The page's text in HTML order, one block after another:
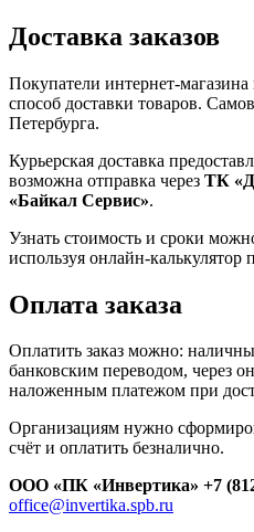
Доставка заказов
Покупатели интернет-
способ доставки товаров.
Петербурга.
Курьерская доставка
возможна отправка через ТК
«Байкал Сервис».
Узнать стоимость и сроки
используя онлайн-калькулятор
Оплата заказа
Оплатить заказ можно:
банковским переводом, через
наложенным платежом при
Организациям нужно
счёт и оплатить безналично.
ООО «ПК «Инвертика» +7
office@invertika.spb.ru